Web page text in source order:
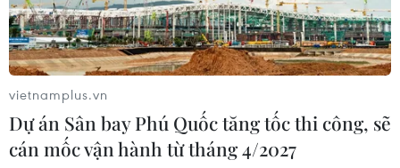
vietnamplus.vn
Dự án Sân bay Phú Quốc tăng tốc thi công, sẽ
cán mốc vận hành từ tháng 4/2027